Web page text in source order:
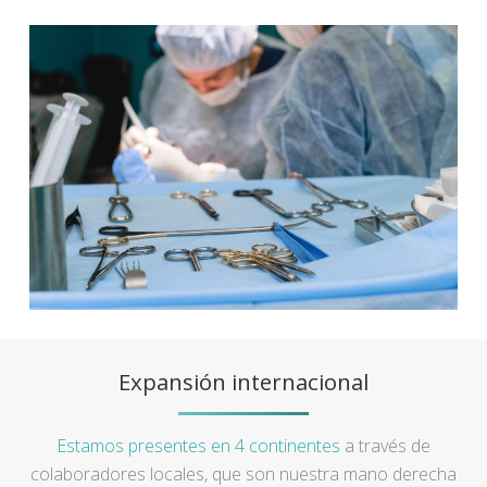
Expansión internacional
Estamos presentes en 4 continentes a través de
colaboradores locales, que son nuestra mano derecha